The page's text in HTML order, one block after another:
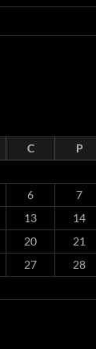
C P
6 7
13 14
20 21
27 28